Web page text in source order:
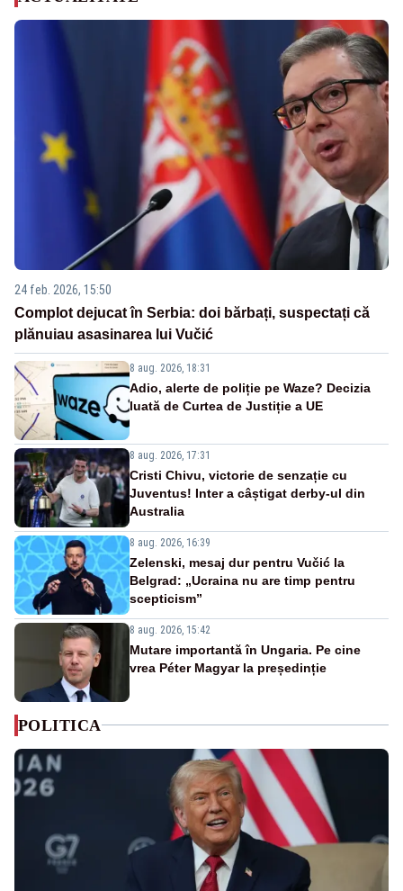
24 feb. 2026, 15:50
Complot dejucat în Serbia: doi bărbați, suspectați că
plănuiau asasinarea lui Vučić
8 aug. 2026, 18:31
Adio, alerte de poliție pe Waze? Decizia
luată de Curtea de Justiție a UE
8 aug. 2026, 17:31
Cristi Chivu, victorie de senzație cu
Juventus! Inter a câștigat derby-ul din
Australia
8 aug. 2026, 16:39
Zelenski, mesaj dur pentru Vučić la
Belgrad: „Ucraina nu are timp pentru
scepticism”
8 aug. 2026, 15:42
Mutare importantă în Ungaria. Pe cine
vrea Péter Magyar la președinție
POLITICA